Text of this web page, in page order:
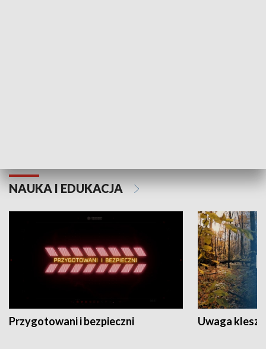
NAUKA I EDUKACJA
Przygotowani i bezpieczni Uwaga